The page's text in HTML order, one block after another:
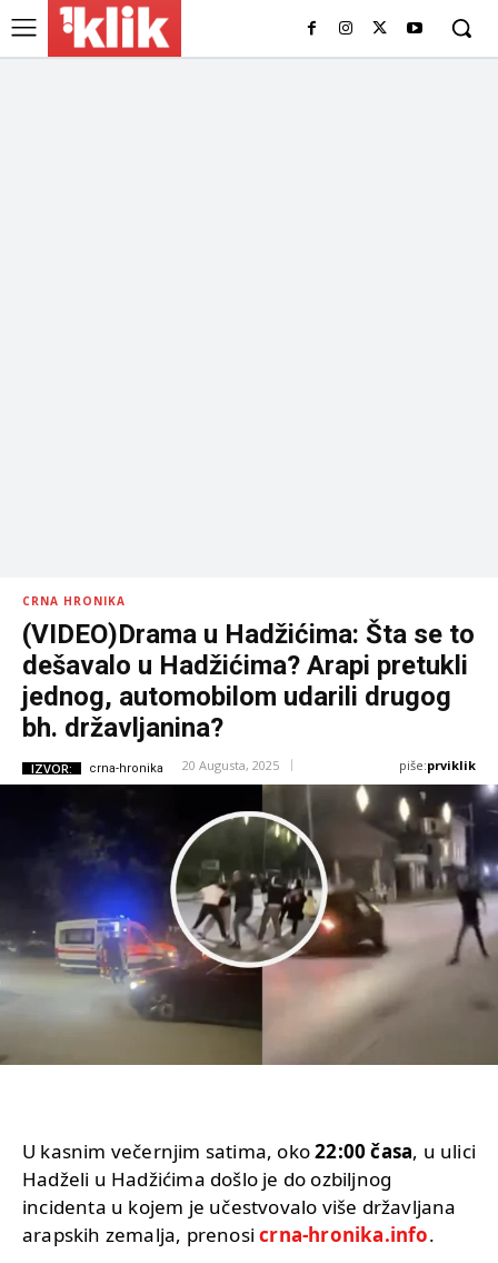
CRNA HRONIKA
(VIDEO)Drama u Hadžićima: Šta se to
dešavalo u Hadžićima? Arapi pretukli
jednog, automobilom udarili drugog
bh. državljanina?
IZVOR: crna-hronika 20 Augusta, 2025 piše:prviklik
U kasnim večernjim satima, oko22:00 časa, u ulici
Hadželi u Hadžićima došlo je do ozbiljnog
incidenta u kojem je učestvovalo više državljana
arapskih zemalja, prenosicrna-hronika.info.